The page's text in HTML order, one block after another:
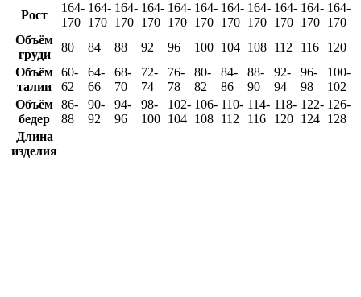
Рост
164-
170
164-
170
164-
170
164-
170
164-
170
164-
170
164-
170
164-
170
164-
170
164-
170
164-
170
Объём
груди
80 84 88 92 96 100 104 108 112 116
120
Объём
талии
60-
62
64-
66
68-
70
72-
74
76-
78
80-
82
84-
86
88-
90
92-
94
96-
98
100-
102
Объём
бедер
86-
88
90-
92
94-
96
98-
100
102-
104
106-
108
110-
112
114-
116
118-
120
122-
124
126-
128
Длина
изделия